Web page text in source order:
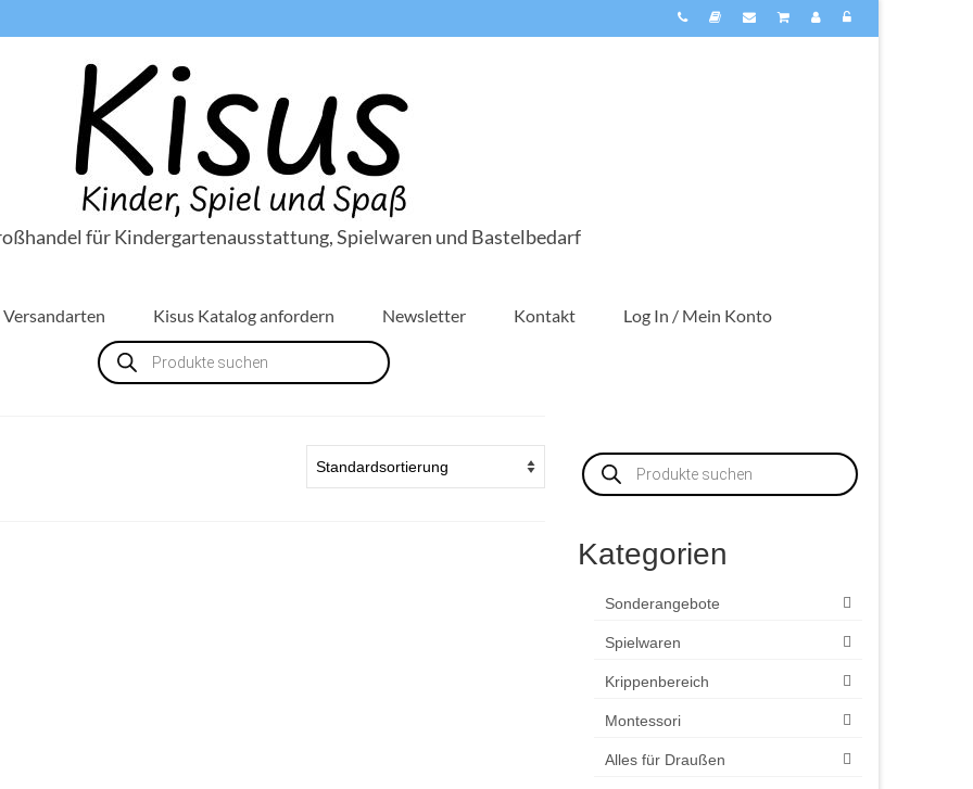
für Kindergartenausstattung, Spielwaren und Bastelbedarf
Versandarten Kisus Katalog anfordern Newsletter Kontakt Log In / Mein Konto
Products
search
Products
search
Kategorien
Sonderangebote
Spielwaren
Krippenbereich
Montessori
Alles für Draußen